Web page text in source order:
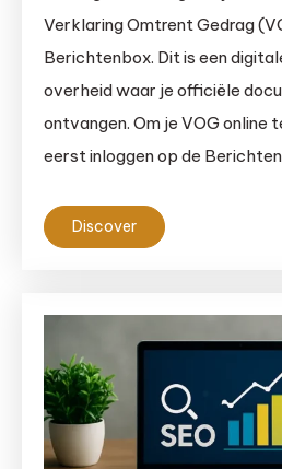
Verklaring Omtrent Gedrag
Berichtenbox. Dit is een
overheid waar je officiële
ontvangen. Om je VOG online
eerst inloggen op de
Discover